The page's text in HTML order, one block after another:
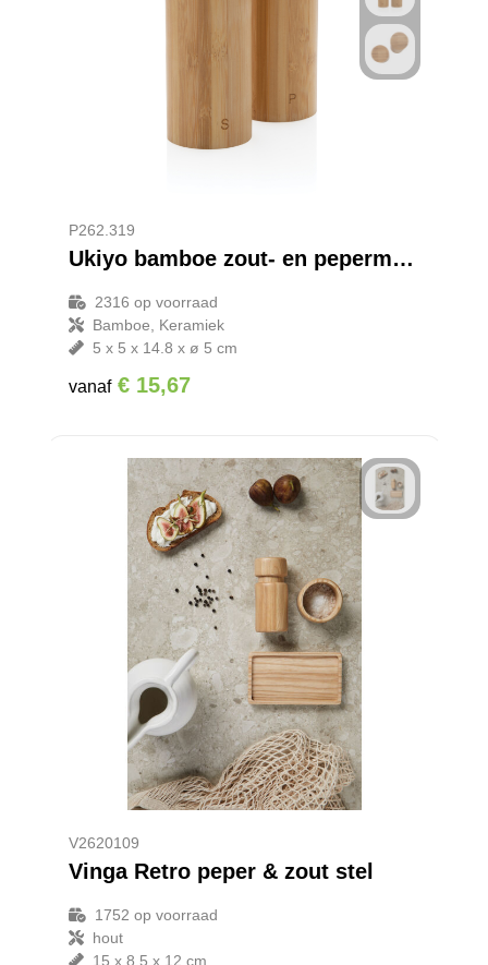
P262.319
Ukiyo bamboe zout- en pepermolenset
2316 op voorraad
Bamboe, Keramiek
5 x 5 x 14.8 x ø 5 cm
vanaf € 15,67
V2620109
Vinga Retro peper & zout stel
1752 op voorraad
hout
15 x 8.5 x 12 cm